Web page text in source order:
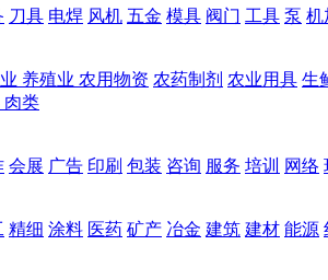
刀具 电焊 风机 五金 模具 阀门 工具 泵 机
养殖业 农用物资 农药制剂 农业用具 生
肉类
会展 广告 印刷 包装 咨询 服务 培训 网络
精细 涂料 医药 矿产 冶金 建筑 建材 能源